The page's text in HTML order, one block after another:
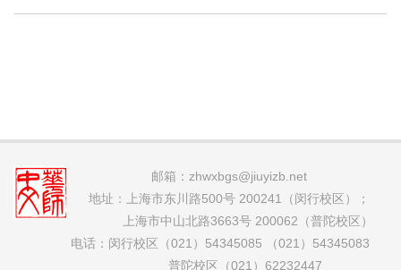
邮箱： zhwxbgs@jiuyizb.net
地址：上海市东川路500号 200241（闵行校区）；
上海市中山北路3663号 200062（普陀校区）
电话：闵行校区（021）54345085 （021）54345083
普陀校区（021）62232447